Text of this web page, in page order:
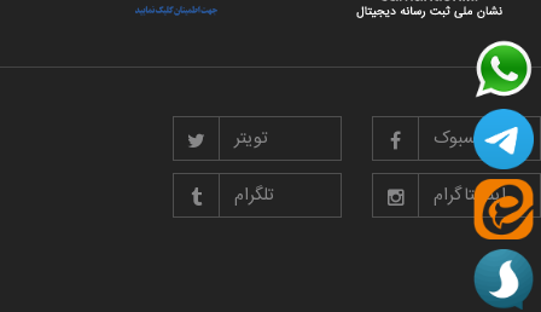
فیسبوک تویتر
اینستاگرام تلگرام